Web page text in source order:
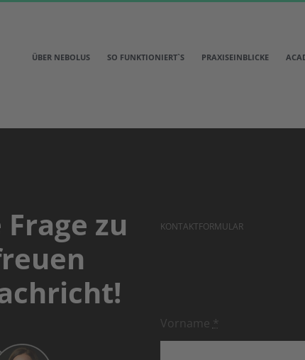
ÜBER NEBOLUS SO FUNKTIONIERT`S PRAXISEINBLICKE
zu
KONTAKTFORMULAR
Vorname *